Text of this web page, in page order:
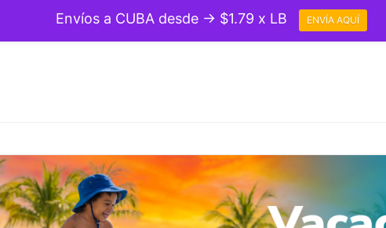
Envíos a CUBA desde → $1.79 x LB ENVÍA AQUÍ